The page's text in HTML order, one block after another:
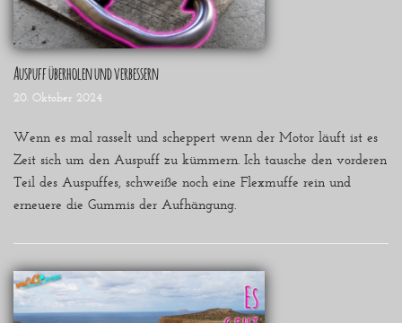
Auspuff überholen und verbessern
20. Oktober 2024
Wenn es mal rasselt und scheppert wenn der Motor läuft ist es
Zeit sich um den Auspuff zu kümmern. Ich tausche den vorderen
Teil des Auspuffes, schweiße noch eine Flexmuffe rein und
erneuere die Gummis der Aufhängung.